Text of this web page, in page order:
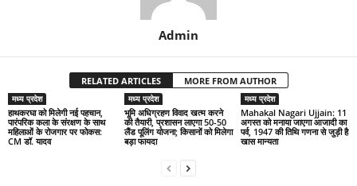
Admin
RELATED ARTICLES MORE FROM AUTHOR
मध्य प्रदेश
हाथकरघा को मिलेगी नई पहचान,
पारंपरिक कला के संरक्षण के साथ
महिलाओं के रोजगार पर फोकस:
CM डॉ. यादव
मध्य प्रदेश
भूमि अधिग्रहण विवाद खत्म करने
की तैयारी, प्रशासन लाएगा 50-50
लैंड पूलिंग योजना; किसानों को मिलेगा
बड़ा फायदा
मध्य प्रदेश
Mahakal Nagari Ujjain: 11
अगस्त को मनाया जाएगा आजादी का
पर्व, 1947 की तिथि गणना से जुड़ी है
खास मान्यता